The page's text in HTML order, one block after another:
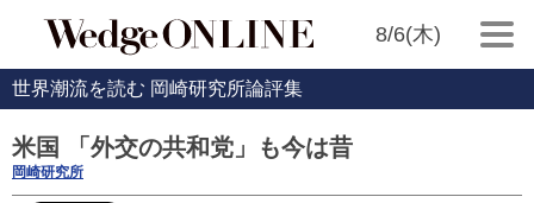
8/6(木)
世界潮流を読む 岡崎研究所論評集
米国 「外交の共和党」も今は昔
岡崎研究所